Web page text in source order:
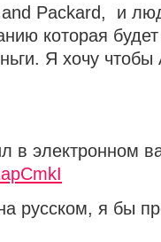
Packard, и
которая
Я хочу
в электронном
русском, я бы